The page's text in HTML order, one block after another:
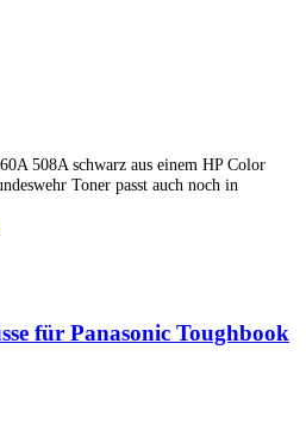
508A schwarz aus einem HP Color
Toner passt auch noch in
für Panasonic Toughbook